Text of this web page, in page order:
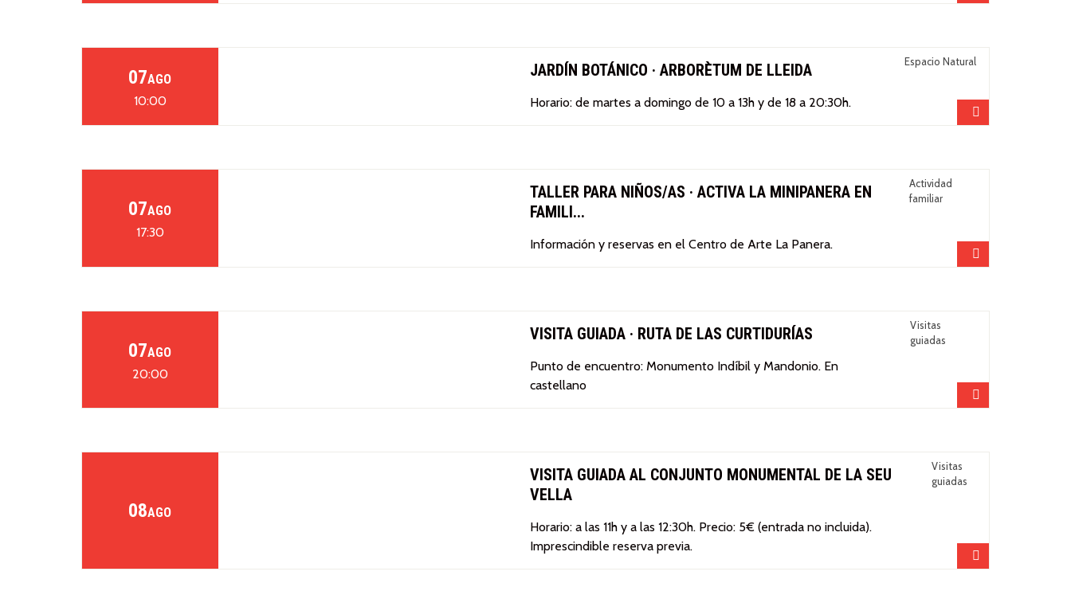
Compartir
07AGO
10:00
JARDÍN BOTÁNICO · ARBORÈTUM DE LLEIDA
Horario: de martes a domingo de 10 a 13h y de 18 a 20:30h.
Espacio Natural
Compartir
07AGO
17:30
TALLER PARA NIÑOS/AS · ACTIVA LA MINIPANERA EN
FAMILI...
Información y reservas en el Centro de Arte La Panera.
Actividad
familiar
Compartir
07AGO
20:00
VISITA GUIADA · RUTA DE LAS CURTIDURÍAS
Punto de encuentro: Monumento Indíbil y Mandonio. En
castellano
Visitas
guiadas
Compartir
08AGO
VISITA GUIADA AL CONJUNTO MONUMENTAL DE LA SEU
VELLA
Horario: a las 11h y a las 12:30h. Precio: 5€ (entrada no incluida).
Imprescindible reserva previa.
Visitas
guiadas
Compartir